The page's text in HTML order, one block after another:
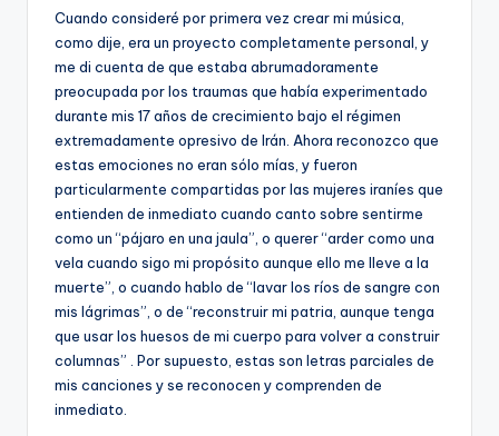
Cuando consideré por primera vez crear mi música,
como dije, era un proyecto completamente personal, y
me di cuenta de que estaba abrumadoramente
preocupada por los traumas que había experimentado
durante mis 17 años de crecimiento bajo el régimen
extremadamente opresivo de Irán. Ahora reconozco que
estas emociones no eran sólo mías, y fueron
particularmente compartidas por las mujeres iraníes que
entienden de inmediato cuando canto sobre sentirme
como un “pájaro en una jaula”, o querer “arder como una
vela cuando sigo mi propósito aunque ello me lleve a la
muerte”, o cuando hablo de “lavar los ríos de sangre con
mis lágrimas”, o de “reconstruir mi patria, aunque tenga
que usar los huesos de mi cuerpo para volver a construir
columnas” . Por supuesto, estas son letras parciales de
mis canciones y se reconocen y comprenden de
inmediato.